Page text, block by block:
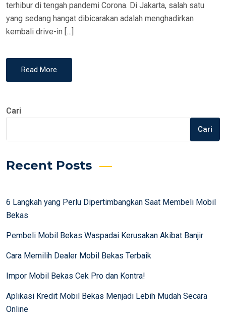
terhibur di tengah pandemi Corona. Di Jakarta, salah satu
yang sedang hangat dibicarakan adalah menghadirkan
kembali drive-in […]
Read More
Cari
Cari
Recent Posts
6 Langkah yang Perlu Dipertimbangkan Saat Membeli Mobil
Bekas
Pembeli Mobil Bekas Waspadai Kerusakan Akibat Banjir
Cara Memilih Dealer Mobil Bekas Terbaik
Impor Mobil Bekas Cek Pro dan Kontra!
Aplikasi Kredit Mobil Bekas Menjadi Lebih Mudah Secara
Online